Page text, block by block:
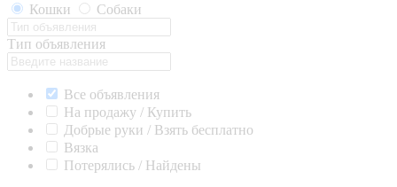
Кошки
Собаки
Тип объявления
Все объявления
На продажу / Купить
Добрые руки / Взять бесплатно
Вязка
Потерялись / Найдены